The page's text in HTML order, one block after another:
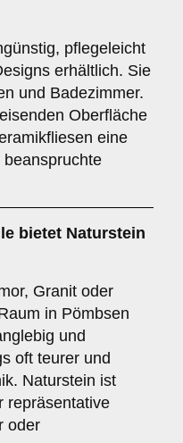
pflegeleicht
erhältlich. Sie
und Badezimmer.
Oberfläche
eine
bietet Naturstein
Granit oder
in Pömbsen
und
oft teurer und
Naturstein ist
repräsentative
oder